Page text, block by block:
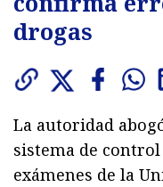
drogas
La autoridad
sistema de
exámenes de la